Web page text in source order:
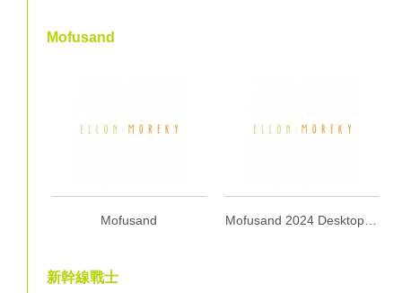
Mofusand
Mofusand Mofusand 2024 Desktop Calendar with Wooden Stand
新幹線戰士